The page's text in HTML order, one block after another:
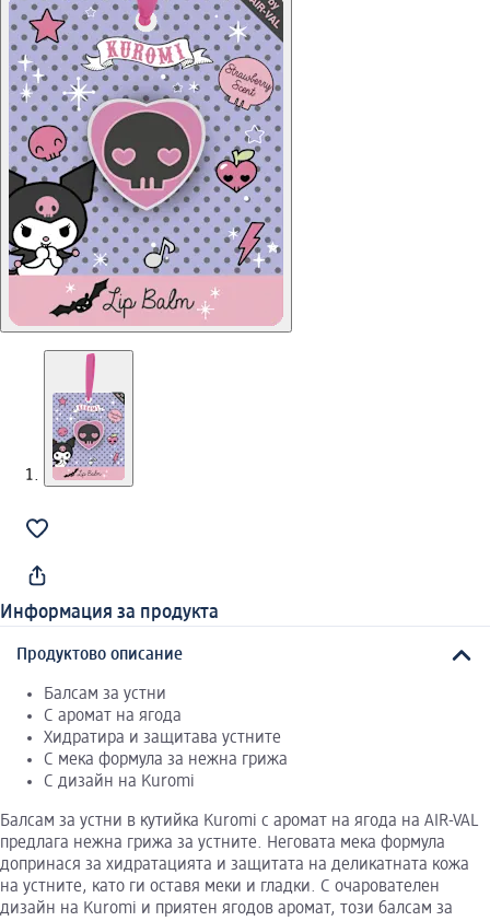
Информация за продукта
Продуктово описание
Балсам за устни
С аромат на ягода
Хидратира и защитава устните
С мека формула за нежна грижа
С дизайн на Kuromi
Балсам за устни в кутийка Kuromi с аромат на ягода на AIR-VAL
предлага нежна грижа за устните. Неговата мека формула
допринася за хидратацията и защитата на деликатната кожа
на устните, като ги оставя меки и гладки. С очарователен
дизайн на Kuromi и приятен ягодов аромат, този балсам за